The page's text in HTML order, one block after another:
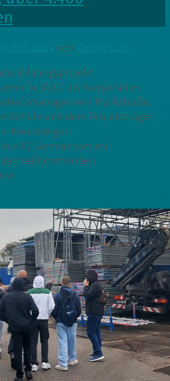
17. Juli 2025 von Cedrik Lutz
Bildungsprojekt
(ASL) als Kooperation
Pankstraße,
Schule und dem Projektträger
Kreuzberger-
e.V.). Gemeinsam mit
teilnehmenden